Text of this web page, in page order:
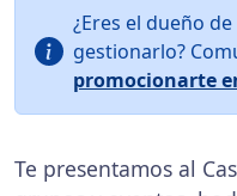
¿Eres el dueño
gestionarlo?
promocionarte
Te presentamos al